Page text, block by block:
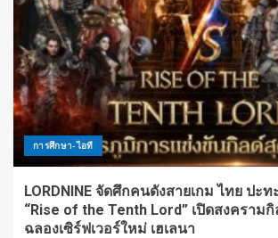
การศึกษา-ไอที
LORDNINE จัดศึกคนดังสายเกม ไทย ปะ
“Rise of the Tenth Lord” เปิดสงคราม
ฉลองเซิร์ฟเวอร์ใหม่ เฮเลนา